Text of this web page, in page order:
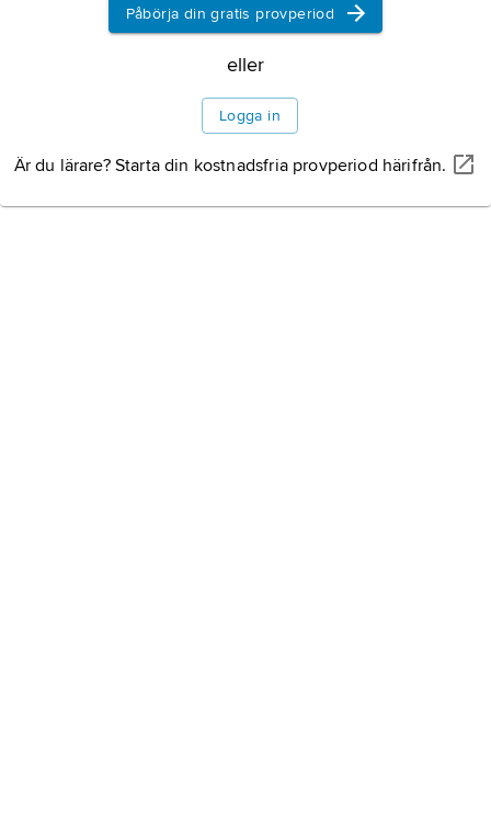
Påbörja din gratis provperiod
eller
Logga in
Är du lärare? Starta din kostnadsfria provperiod härifrån.